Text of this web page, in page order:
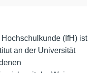
(IfH) ist
an der Universität